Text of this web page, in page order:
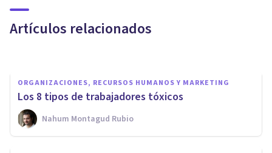
Artículos relacionados
motivación laboral
ORGANIZACIONES, RECURSOS HUMANOS Y MARKETING
Los 8 tipos de trabajadores tóxicos
Nahum Montagud Rubio
ORGANIZACIONES, RECURSOS HUMANOS Y MARKETING